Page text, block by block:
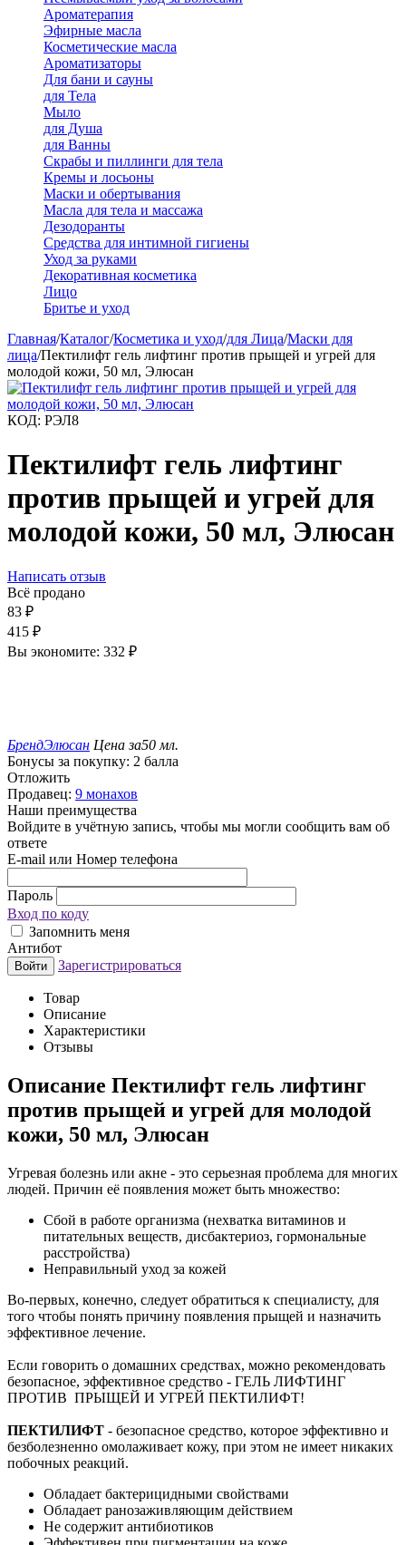
Ароматерапия
Эфирные масла
Косметические масла
Ароматизаторы
Для бани и сауны
для Тела
Мыло
для Душа
для Ванны
Скрабы и пиллинги для тела
Кремы и лосьоны
Маски и обертывания
Масла для тела и массажа
Дезодоранты
Средства для интимной гигиены
Уход за руками
Декоративная косметика
Лицо
Бритье и уход
Главная/Каталог/Косметика и уход/для Лица/Маски для
лица/Пектилифт гель лифтинг против прыщей и угрей для
молодой кожи, 50 мл, Элюсан
КОД: РЭЛ8
Пектилифт гель лифтинг
против прыщей и угрей для
молодой кожи, 50 мл, Элюсан
Написать отзыв
Всё продано
83 ₽
415 ₽
Вы экономите: 332 ₽
БрендЭлюсан Цена за50 мл.
Бонусы за покупку: 2 балла
Отложить
Продавец: 9 монахов
Наши преимущества
Войдите в учётную запись, чтобы мы могли сообщить вам об
ответе
E-mail или Номер телефона
Пароль
Вход по коду
Запомнить меня
Антибот
Войти Зарегистрироваться
Товар
Описание
Характеристики
Отзывы
Описание Пектилифт гель лифтинг
против прыщей и угрей для молодой
кожи, 50 мл, Элюсан
Угревая болезнь или акне - это серьезная проблема для многих
людей. Причин её появления может быть множество:
Сбой в работе организма (нехватка витаминов и
питательных веществ, дисбактериоз, гормональные
расстройства)
Неправильный уход за кожей
Во-первых, конечно, следует обратиться к специалисту, для
того чтобы понять причину появления прыщей и назначить
эффективное лечение.
Если говорить о домашних средствах, можно рекомендовать
безопасное, эффективное средство - ГЕЛЬ ЛИФТИНГ
ПРОТИВ ПРЫЩЕЙ И УГРЕЙ ПЕКТИЛИФТ!
ПЕКТИЛИФТ - безопасное средство, которое эффективно и
безболезненно омолаживает кожу, при этом не имеет никаких
побочных реакций.
Обладает бактерицидными свойствами
Обладает ранозаживляющим действием
Не содержит антибиотиков